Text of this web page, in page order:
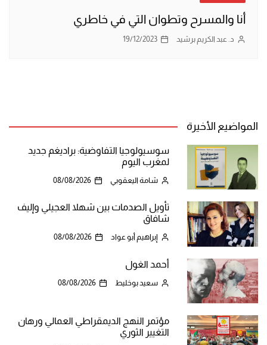
أنا والمسرح وتطوان التي في خاطري
د. عبد الكريم برشيد 19/12/2023
المواضيع الأخيرة
سوسيولوجيا التفاوضية: براديغم جديد
لمغرب اليوم
شامة اليعقوبي 08/08/2026
تأويل الصدمات بين شهلا العجيلي وإليف
شافاق
إبراهيم أبو عواد 08/08/2026
أحمد الغول
سعيد بوخليط 08/08/2026
مؤتمر النهج الديمقراطي العمالي ورهان
التغيير الثوري